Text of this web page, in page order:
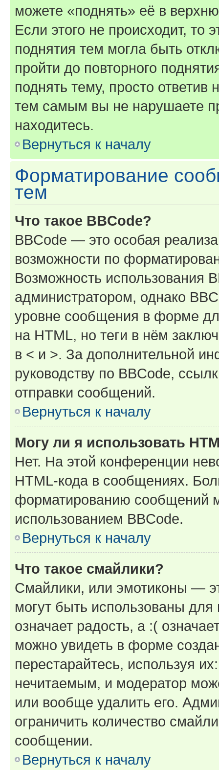
можете «поднять» её в
Если этого не происходит, то
поднятия тем могла быть
пройти до повторного
поднять тему, просто ответив
тем самым вы не нарушаете
находитесь.
Вернуться к началу
Форматирование
тем
Что такое BBCode?
BBCode — это особая
возможности по
Возможность использования
администратором, однако
уровне сообщения в форме
на HTML, но теги в нём
в < и >. За дополнительной
руководству по BBCode,
отправки сообщений.
Вернуться к началу
Могу ли я использовать
Нет. На этой конференции
HTML-кода в сообщениях.
форматированию сообщений
использованием BBCode.
Вернуться к началу
Что такое смайлики?
Смайлики, или эмотиконы —
могут быть использованы
означает радость, а :(
можно увидеть в форме
перестарайтесь, используя
нечитаемым, и модератор
или вообще удалить его.
ограничить количество
сообщении.
Вернуться к началу